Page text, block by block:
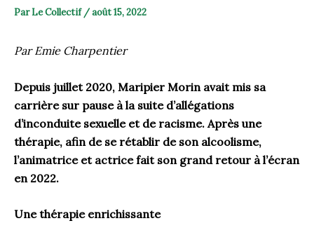
ParLe Collectif /août 15, 2022
Par Emie Charpentier
Depuis juillet 2020, Maripier Morin avait mis sa
carrière sur pause à la suite d’allégations
d’inconduite sexuelle et de racisme. Après une
thérapie, afin de se rétablir de son alcoolisme,
l’animatrice et actrice fait son grand retour à l’écran
en 2022.
Une thérapie enrichissante